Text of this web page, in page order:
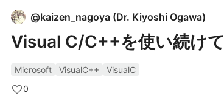
@kaizen_nagoya (Dr. Kiyoshi Ogawa)
Visual C/C++を使い続けて
Microsoft VisualC++
VisualC
0